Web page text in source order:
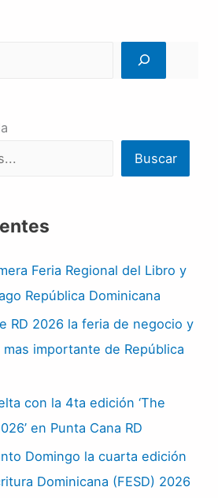
Buscar
Feria Regional del Libro y
República Dominicana
RD 2026 la feria de negocio y
importante de República
con la 4ta edición ‘The
en Punta Cana RD
Domingo la cuarta edición
Dominicana (FESD) 2026